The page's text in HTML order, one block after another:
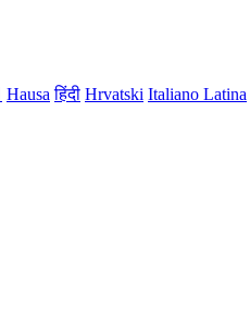
Hausa हिंदी Hrvatski Italiano Latina